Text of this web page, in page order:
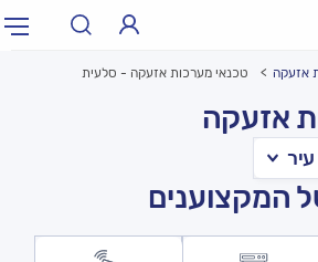
אזעקה טכנאי מערכות אזעקה - סלעית
אזעקה
המקצוענים